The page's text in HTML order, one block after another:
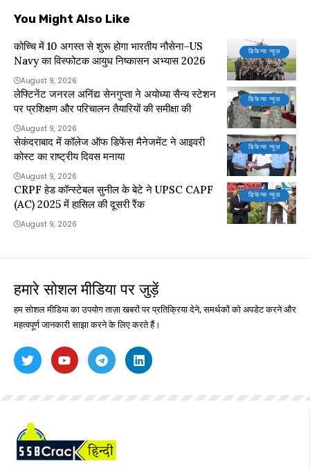
You Might Also Like
डिफेन्स न्यूज़
कोच्चि में 10 अगस्त से शुरू होगा भारतीय नौसेना–US
Navy का विस्फोटक आयुध निष्कासन अभ्यास 2026
August 9, 2026
डिफेन्स न्यूज़
लेफ्टिनेंट जनरल अनिंद्य सेनगुप्ता ने अयोध्या सैन्य स्टेशन
पर प्रशिक्षण और परिचालन तैयारियों की समीक्षा की
August 9, 2026
डिफेन्स न्यूज़
सेकंदराबाद में कॉलेज ऑफ डिफेंस मैनेजमेंट ने आइवरी
कोस्ट का राष्ट्रीय दिवस मनाया
August 9, 2026
डिफेन्स न्यूज़
CRPF हेड कॉन्स्टेबल सुनील के बेटे ने UPSC CAPF
(AC) 2025 में हासिल की दूसरी रैंक
August 9, 2026
हमारे सोशल मीडिया पर जुड़ें
हम सोशल मीडिया का उपयोग ताज़ा खबरों पर प्रतिक्रिया देने, समर्थकों को अपडेट करने और
महत्वपूर्ण जानकारी साझा करने के लिए करते हैं।